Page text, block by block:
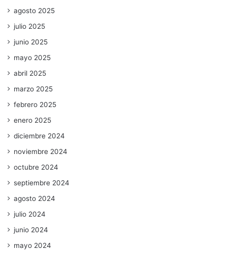
agosto 2025
julio 2025
junio 2025
mayo 2025
abril 2025
marzo 2025
febrero 2025
enero 2025
diciembre 2024
noviembre 2024
octubre 2024
septiembre 2024
agosto 2024
julio 2024
junio 2024
mayo 2024